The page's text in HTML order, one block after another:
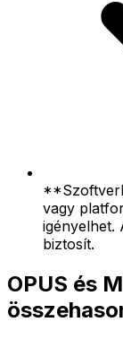
vagy
igényelhet.
biztosít.
OPUS és